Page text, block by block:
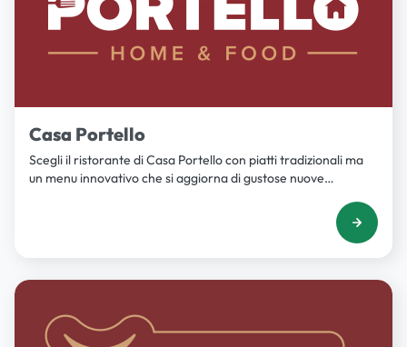
Casa Portello
Scegli il ristorante di Casa Portello con piatti tradizionali ma
un menu innovativo che si aggiorna di gustose nuove